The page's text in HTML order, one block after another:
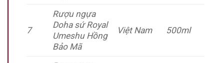
7
Rượu ngựa
Doha sứ Royal
Umeshu Hồng
Bảo Mã
Việt Nam 500ml